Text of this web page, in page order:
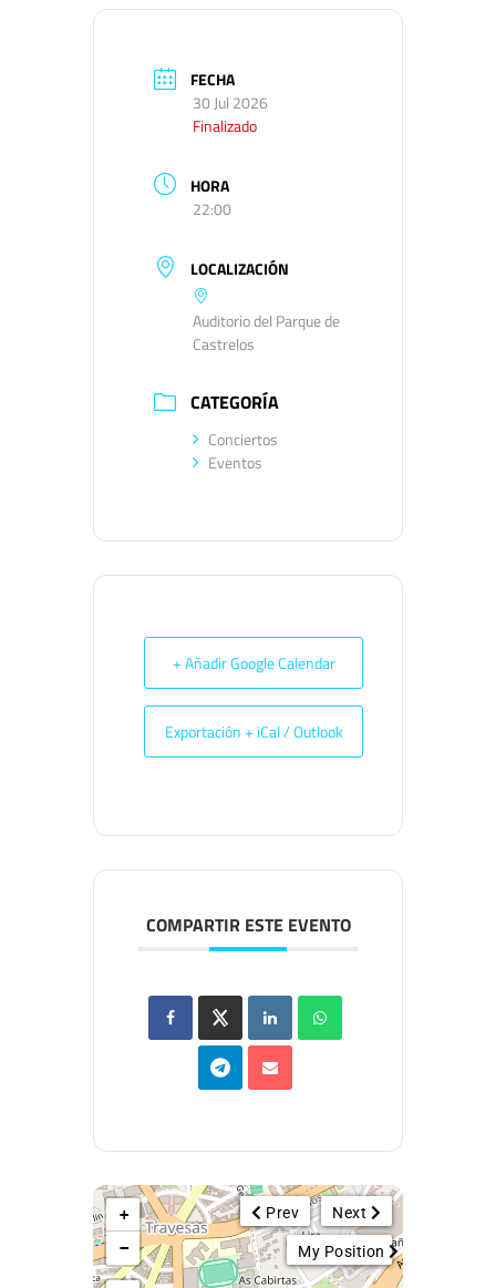
FECHA
30 Jul 2026
Finalizado
HORA
22:00
LOCALIZACIÓN
Auditorio del Parque de
Castrelos
CATEGORÍA
Conciertos
Eventos
+ Añadir Google Calendar
Exportación + iCal / Outlook
COMPARTIR ESTE EVENTO
Next
Prev
My Position
+
−